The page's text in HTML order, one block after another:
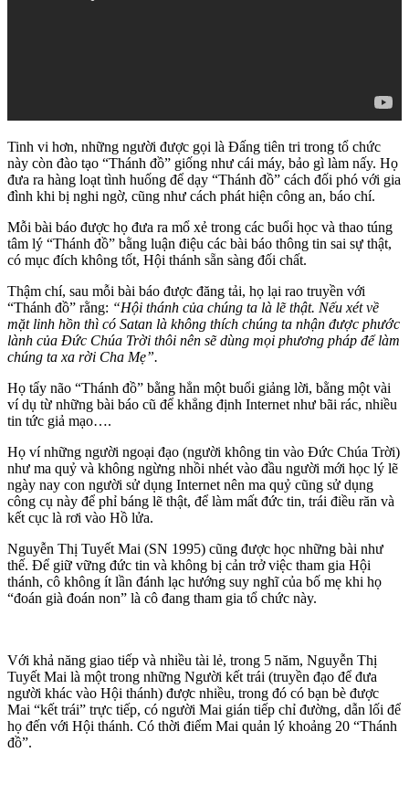
Tinh vi hơn, những người được gọi là Đấng tiên tri trong tổ chức
này còn đào tạo “Thánh đồ” giống như cái máy, bảo gì làm nấy. Họ
đưa ra hàng loạt tình huống để dạy “Thánh đồ” cách đối phó với gia
đình khi bị nghi ngờ, cũng như cách phát hiện công an, báo chí.
Mỗi bài báo được họ đưa ra mổ xẻ trong các buổi học và thao túng
tâm lý “Thánh đồ” bằng luận điệu các bài báo thông tin sai sự thật,
có mục đích không tốt, Hội thánh sẵn sàng đối chất.
Thậm chí, sau mỗi bài báo được đăng tải, họ lại rao truyền với
“Thánh đồ” rằng: “Hội thánh của chúng ta là lẽ thật. Nếu xét về
mặt linh hồn thì có Satan là không thích chúng ta nhận được phước
lành của Đức Chúa Trời thôi nên sẽ dùng mọi phương pháp để làm
chúng ta xa rời Cha Mẹ”.
Họ tẩy não “Thánh đồ” bằng hẳn một buổi giảng lời, bằng một vài
ví dụ từ những bài báo cũ để khẳng định Internet như bãi rác, nhiều
tin tức giả mạo….
Họ ví những người ngoại đạo (người không tin vào Đức Chúa Trời)
như ma quỷ và không ngừng nhồi nhét vào đầu người mới học lý lẽ
ngày nay con người sử dụng Internet nên ma quỷ cũng sử dụng
công cụ này để phỉ báng lẽ thật, để làm mất đức tin, trái điều răn và
kết cục là rơi vào Hồ lửa.
Nguyễn Thị Tuyết Mai (SN 1995) cũng được học những bài như
thế. Để giữ vững đức tin và không bị cản trở việc tham gia Hội
thánh, cô không ít lần đánh lạc hướng suy nghĩ của bố mẹ khi họ
“đoán già đoán non” là cô đang tham gia tổ chức này.
Với khả năng giao tiếp và nhiều tài lẻ, trong 5 năm, Nguyễn Thị
Tuyết Mai là một trong những Người kết trái (truyền đạo để đưa
người khác vào Hội thánh) được nhiều, trong đó có bạn bè được
Mai “kết trái” trực tiếp, có người Mai gián tiếp chỉ đường, dẫn lối để
họ đến với Hội thánh. Có thời điểm Mai quản lý khoảng 20 “Thánh
đồ”.